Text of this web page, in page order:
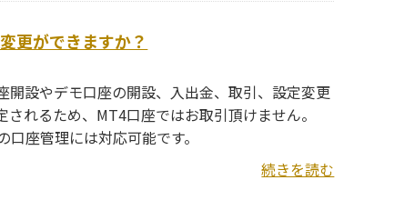
更ができますか？
開設やデモ口座の開設、入出金、取引、設定変更
れるため、MT4口座ではお取引頂けません。
座管理には対応可能です。
続きを読む